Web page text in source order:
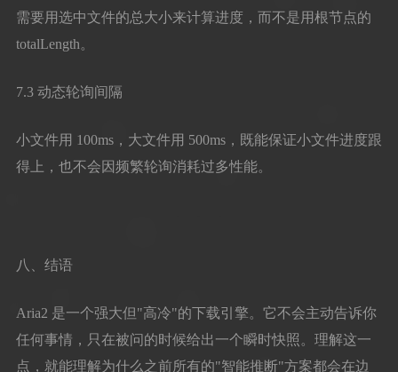
需要用选中文件的总大小来计算进度，而不是用根节点的
totalLength。
7.3 动态轮询间隔
小文件用 100ms，大文件用 500ms，既能保证小文件进度跟
得上，也不会因频繁轮询消耗过多性能。
八、结语
Aria2 是一个强大但"高冷"的下载引擎。它不会主动告诉你
任何事情，只在被问的时候给出一个瞬时快照。理解这一
点，就能理解为什么之前所有的"智能推断"方案都会在边